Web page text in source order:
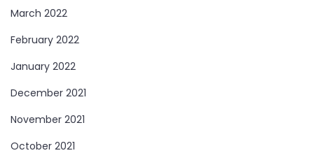
March 2022
February 2022
January 2022
December 2021
November 2021
October 2021